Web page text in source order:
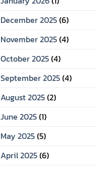
December 2025(6)
November 2025(4)
October 2025(4)
September 2025(4)
August 2025(2)
June 2025(1)
May 2025(5)
April 2025(6)